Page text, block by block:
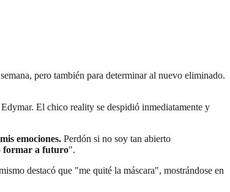
pero también para determinar al nuevo eliminado.
El chico reality se despidió inmediatamente y
emociones. Perdón si no soy tan abierto
formar a futuro".
destacó que "me quité la máscara", mostrándose en